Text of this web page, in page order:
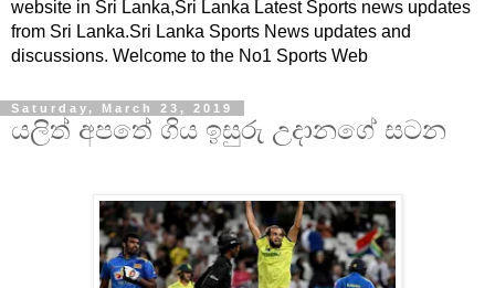
website in Sri Lanka,Sri Lanka Latest Sports news updates
from Sri Lanka.Sri Lanka Sports News updates and
discussions. Welcome to the No1 Sports Web
Saturday, March 23, 2019
යලිත් අපතේ ගිය ඉසුරු උදානගේ සටන